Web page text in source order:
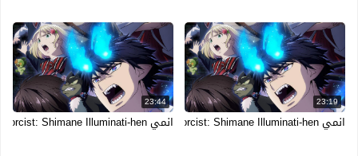
23:19
انمي Ao no Exorcist: Shimane Illuminati-hen الحلقة 3 الثالثة مترجمة
23:44
انمي Ao no Exorcist: Shimane Illuminati-hen الحلقة 2 الثانية مترجمة